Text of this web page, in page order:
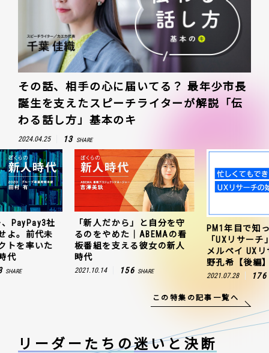
その話、相手の心に届いてる？ 最年少市長
誕生を支えたスピーチライターが解説「伝
わる話し方」基本のキ
2024.04.25 13 SHARE
から」と自分を守
めた｜ABEMAの看
支える彼女の新人
156
PM1年目で知っておきたい
「UXリサーチ」の始め方｜
メルペイ UXリサーチャー 草
2021.07.28 176
ZOZO
連携を
聞のプ
田村有
2021.10.25
この特集の記事一覧へ
リーダーたちの迷いと決断